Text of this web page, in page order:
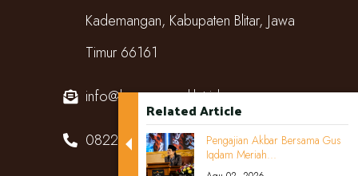
Related Article
Pengajian Akbar Bersama Gus
Iqdam Meriah...
Kademangan, Kabupaten Blitar, Jawa
Timur 66161
info@kampungcoklat.id
082220567818